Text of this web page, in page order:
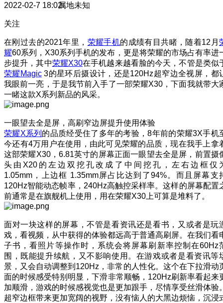
2022-02-7 18:02属地未知
关注
在刚过去的2021年里， 荣耀手机的成绩有目共睹，随着12月
耀60系列，X30系列手机的发布，更是将荣耀的市场占有率进
步提升，其中荣耀X30在手机越来越看脸的今天，不管是类似
荣耀Magic3的星环后摄设计，还是120Hz超窄边全视屏，都
我眼前一亮，于是我节前入手了一部荣耀X30，下面我就带大
一睹这款X系列新品的风采。
一眼望去全是屏，高刷窄边屏提升使用体验
荣耀X系列 的品质经受住了多年的考验，8年前的荣耀3X手机
今还有4万用户在使用，由此可见荣耀的品质，现在我手上拿
这部荣耀X30，6.81英寸的屏幕正面一眼望去全是屏，前置摄
头由X20的左边双挖孔改成了中间挖孔，左右边框仅
1.05mm，上边框 1.35mm屏占比达到了94%。而且屏幕支
120Hz智能动态帧率，240Hz高触控采样率。这样的屏幕配置
前通常是在旗舰机上使用，用在荣耀X30上可算是堆料了。
面对一块这样的屏幕，不管是看资讯还是看书，又或者是玩
戏，看视频，从中获得的体验都远高于普通高刷屏。在我们看
子书，看照片等操作时，系统会将屏幕刷新率控制在60Hz
围，既能提升续航，又不影响使用。在游戏或者是看资讯等
景，又会自动调整到120Hz，非常的人性化。这个在下拉滑动
面的时候感受特别明显，下滑非常顺畅，120Hz刷新率看起来
加顺滑，游戏的时候感视觉也是更加跟手，尽情享受丝滑体验
超窄边框带来更加宽阔的视野，没有恼人的大黑边烦恼，沉浸